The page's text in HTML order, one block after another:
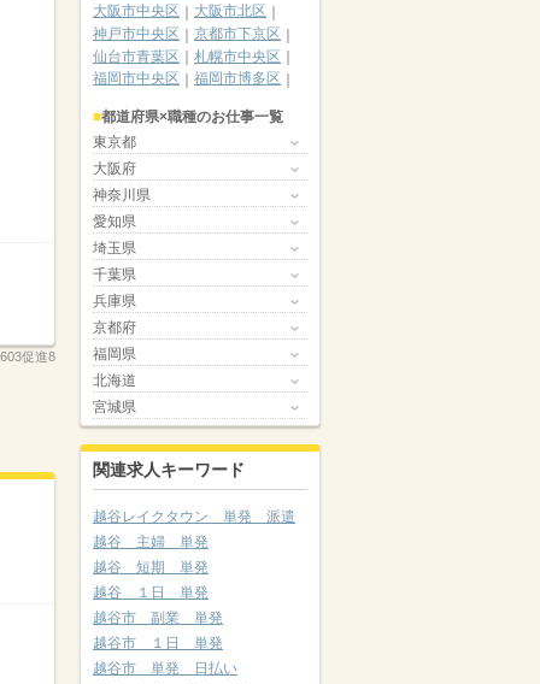
促進8
大阪市中央区
大阪市北区
神戸市中央区
京都市下京区
仙台市青葉区
札幌市中央区
福岡市中央区
福岡市博多区
都道府県×職種のお仕事一覧
東京都
大阪府
神奈川県
愛知県
埼玉県
千葉県
兵庫県
京都府
福岡県
北海道
宮城県
関連求人キーワード
越谷レイクタウン 単発 派遣
越谷 主婦 単発
越谷 短期 単発
越谷 １日 単発
越谷市 副業 単発
越谷市 １日 単発
越谷市 単発 日払い